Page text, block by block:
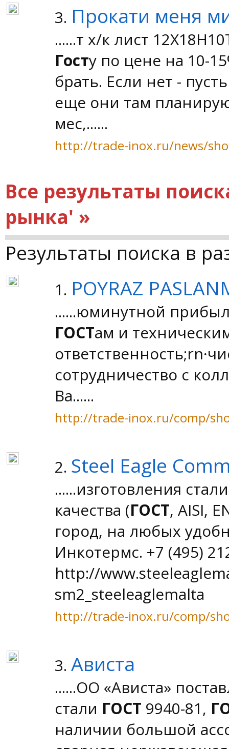
3. Прокати меня
......т х/к лист
Госту по цене на 10-
брать. Если нет -
еще они там
мес,......
http://trade-inox.ru/news/
Все результаты
рынка' »
Результаты поиска в
1. POYRAZ
......юминутной
ГОСТам и
сотрудничество с
Ва......
http://trade-inox.ru/comp/
2. Steel Eagle
......изготовления
качества (ГОСТ, AISI,
город, на любых
Инкотермс. +7 (495)
http://
sm2_steeleaglemalta
http://trade-inox.ru/comp/
3. Ависта
......ОО «Ависта»
стали ГОСТ 9940-81,
наличии большой